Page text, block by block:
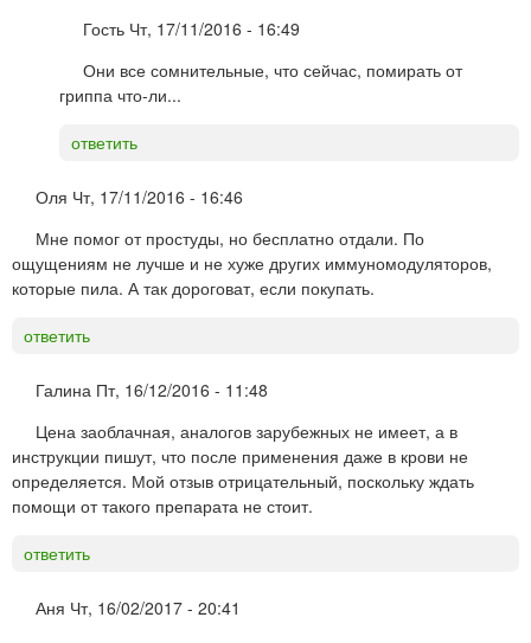
Гость Чт, 17/11/2016 - 16:49
Они все сомнительные, что сейчас, помирать от
гриппа что-ли...
ответить
Оля Чт, 17/11/2016 - 16:46
Мне помог от простуды, но бесплатно отдали. По
ощущениям не лучше и не хуже других иммуномодуляторов,
которые пила. А так дороговат, если покупать.
ответить
Галина Пт, 16/12/2016 - 11:48
Цена заоблачная, аналогов зарубежных не имеет, а в
инструкции пишут, что после применения даже в крови не
определяется. Мой отзыв отрицательный, поскольку ждать
помощи от такого препарата не стоит.
ответить
Аня Чт, 16/02/2017 - 20:41